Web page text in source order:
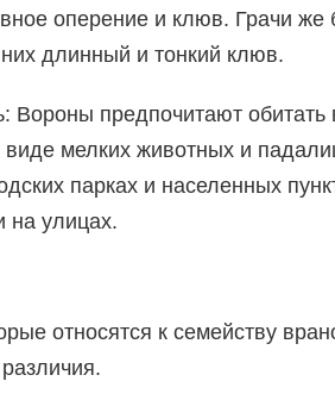
оперение и клюв. Грачи же
длинный и тонкий клюв.
Вороны предпочитают обитать
мелких животных и
парках и населенных
на улицах.
относятся к семейству